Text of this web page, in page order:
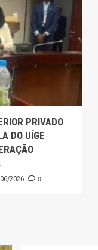
PRIVADO
DO UÍGE
2026 0